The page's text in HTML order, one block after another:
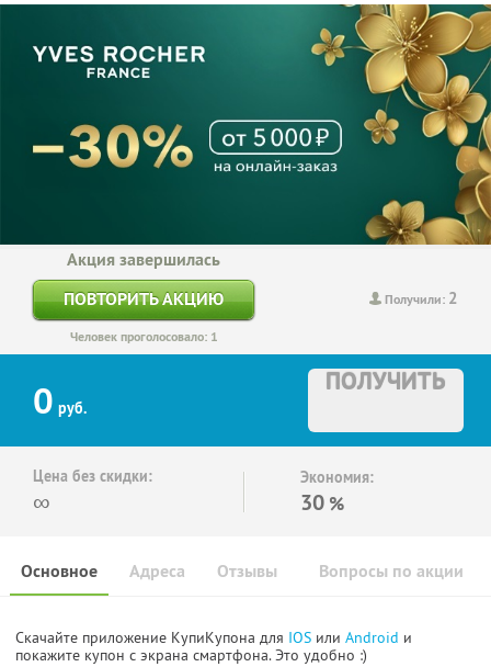
Получили: 2
Акция завершилась
ПОВТОРИТЬ АКЦИЮ
Человек проголосовало: 1
0 руб.
ПОЛУЧИТЬ
Цена без скидки:
∞
Экономия:
30 %
Основное Отзывы Вопросы по акции
Адреса
Скачайте приложение КупиКупона для IOS или Android и
покажите купон с экрана смартфона. Это удобно :)